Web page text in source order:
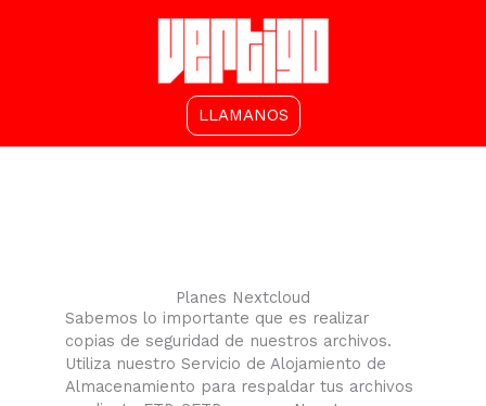
LLAMANOS
Planes Nextcloud
​Sabemos lo importante que es realizar
copias de seguridad de nuestros archivos.
Utiliza nuestro Servicio de Alojamiento de
Almacenamiento para respaldar tus archivos